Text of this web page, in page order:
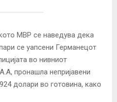
МВР се наведува дека
се уапсени Германецот
во нивниот
пронашла непријавени
долари во готовина, како